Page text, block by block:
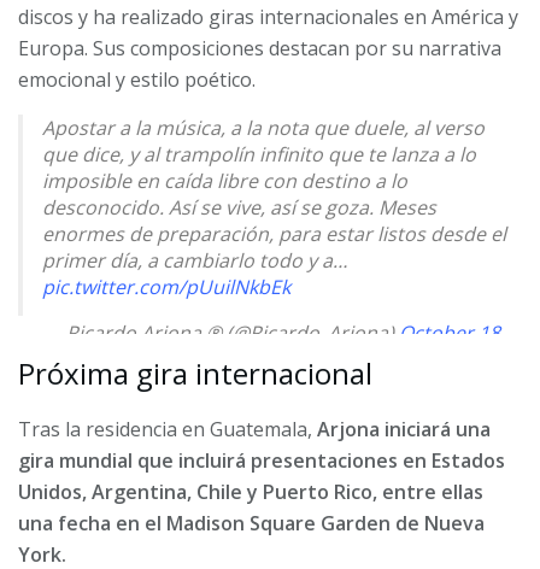
discos y ha realizado giras internacionales en América y
Europa. Sus composiciones destacan por su narrativa
emocional y estilo poético.
Apostar a la música, a la nota que duele, al verso
que dice, y al trampolín infinito que te lanza a lo
imposible en caída libre con destino a lo
desconocido. Así se vive, así se goza. Meses
enormes de preparación, para estar listos desde el
primer día, a cambiarlo todo y a…
pic.twitter.com/pUuilNkbEk
— Ricardo Arjona ® (@Ricardo_Arjona) October 18,
2025
Próxima gira internacional
Tras la residencia en Guatemala, Arjona iniciará una
gira mundial que incluirá presentaciones en Estados
Unidos, Argentina, Chile y Puerto Rico, entre ellas
una fecha en el Madison Square Garden de Nueva
York.